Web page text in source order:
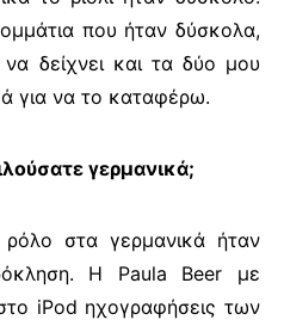
που ήταν δύσκολα,
δείχνει και τα δύο μου
για να το καταφέρω.
γερμανικά;
στα γερμανικά ήταν
Η Paula Beer με
iPod ηχογραφήσεις των